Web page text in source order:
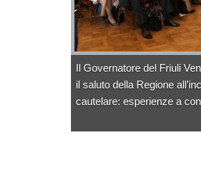
Il Governatore del Friuli
il saluto della Regione
cautelare: esperienze a